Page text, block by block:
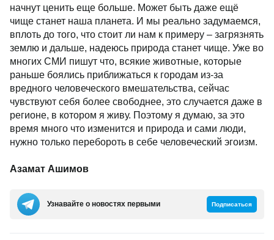
начнут ценить еще больше. Может быть даже ещё
чище станет наша планета. И мы реально задумаемся,
вплоть до того, что стоит ли нам к примеру – загрязнять
землю и дальше, надеюсь природа станет чище. Уже во
многих СМИ пишут что, всякие животные, которые
раньше боялись приближаться к городам из-за
вредного человеческого вмешательства, сейчас
чувствуют себя более свободнее, это случается даже в
регионе, в котором я живу. Поэтому я думаю, за это
время много что изменится и природа и сами люди,
нужно только перебороть в себе человеческий эгоизм.
Азамат Ашимов
Узнавайте о новостях первыми Подписаться